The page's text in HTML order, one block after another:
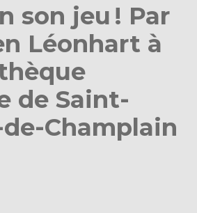
son jeu ! Par
Léonhart à
de Saint-
Champlain